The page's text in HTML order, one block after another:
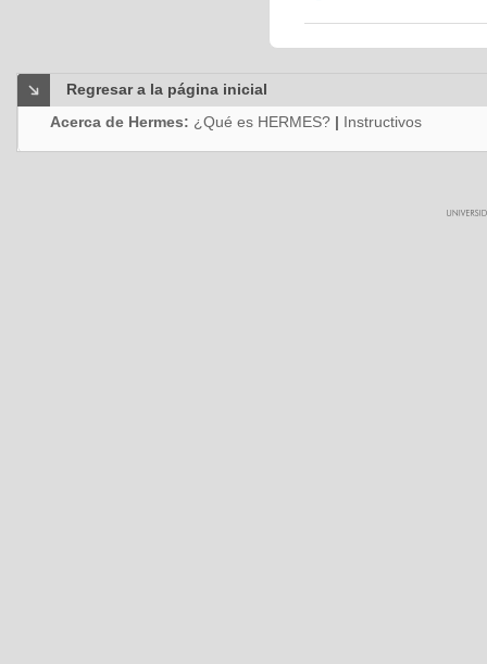
Regresar a la página inicial
Acerca de Hermes: ¿Qué es HERMES? | Instructivos